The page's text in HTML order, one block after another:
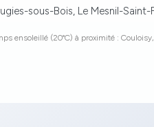
sous-Bois, Le Mesnil-
ensoleillé (20°C) à proximité :